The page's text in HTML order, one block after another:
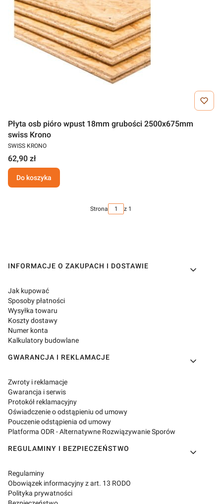
Płyta osb pióro wpust 18mm grubości 2500x675mm
swiss Krono
SWISS KRONO
62,90 zł
Do koszyka
Strona z 1
Linki w stopce
INFORMACJE O ZAKUPACH I DOSTAWIE
Jak kupować
Sposoby płatności
Wysyłka towaru
Koszty dostawy
Numer konta
Kalkulatory budowlane
GWARANCJA I REKLAMACJE
Zwroty i reklamacje
Gwarancja i serwis
Protokół reklamacyjny
Oświadczenie o odstąpieniu od umowy
Pouczenie odstąpienia od umowy
Platforma ODR - Alternatywne Rozwiązywanie Sporów
REGULAMINY I BEZPIECZEŃSTWO
Regulaminy
Obowiązek informacyjny z art. 13 RODO
Polityka prywatności